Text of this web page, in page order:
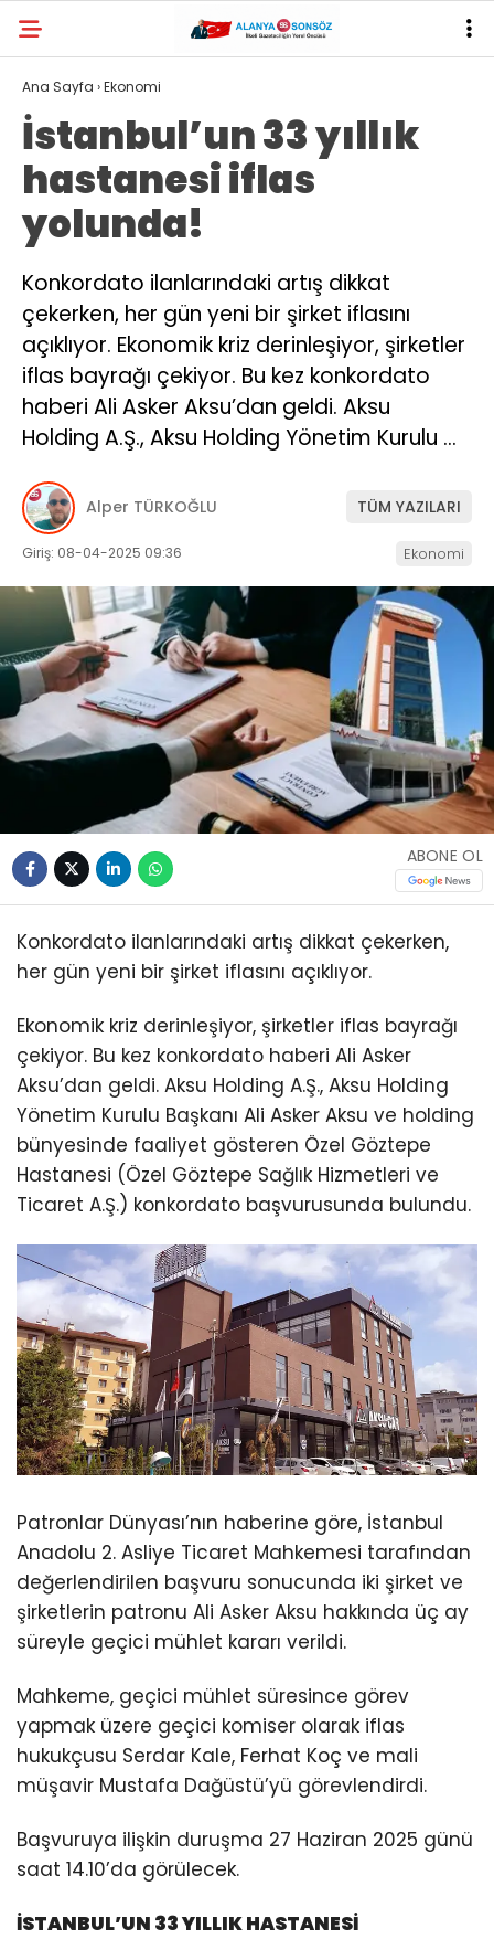
Ana Sayfa ›Ekonomi
İstanbul’un 33 yıllık
hastanesi iflas
yolunda!
Konkordato ilanlarındaki artış dikkat
çekerken, her gün yeni bir şirket iflasını
açıklıyor. Ekonomik kriz derinleşiyor, şirketler
iflas bayrağı çekiyor. Bu kez konkordato
haberi Ali Asker Aksu’dan geldi. Aksu
Holding A.Ş., Aksu Holding Yönetim Kurulu …
Alper TÜRKOĞLU TÜM YAZILARI
Giriş: 08-04-2025 09:36 Ekonomi
ABONE OL
Konkordato ilanlarındaki artış dikkat çekerken,
her gün yeni bir şirket iflasını açıklıyor.
Ekonomik kriz derinleşiyor, şirketler iflas bayrağı
çekiyor. Bu kez konkordato haberi Ali Asker
Aksu’dan geldi. Aksu Holding A.Ş., Aksu Holding
Yönetim Kurulu Başkanı Ali Asker Aksu ve holding
bünyesinde faaliyet gösteren Özel Göztepe
Hastanesi (Özel Göztepe Sağlık Hizmetleri ve
Ticaret A.Ş.) konkordato başvurusunda bulundu.
Patronlar Dünyası’nın haberine göre, İstanbul
Anadolu 2. Asliye Ticaret Mahkemesi tarafından
değerlendirilen başvuru sonucunda iki şirket ve
şirketlerin patronu Ali Asker Aksu hakkında üç ay
süreyle geçici mühlet kararı verildi.
Mahkeme, geçici mühlet süresince görev
yapmak üzere geçici komiser olarak iflas
hukukçusu Serdar Kale, Ferhat Koç ve mali
müşavir Mustafa Dağüstü’yü görevlendirdi.
Başvuruya ilişkin duruşma 27 Haziran 2025 günü
saat 14.10’da görülecek.
İSTANBUL’UN 33 YILLIK HASTANESİ